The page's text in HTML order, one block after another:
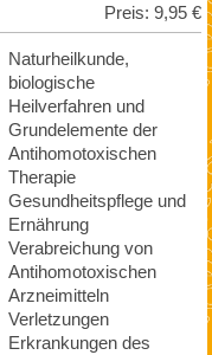
Preis: 9,95 €
Naturheilkunde,
biologische
Heilverfahren und
Grundelemente der
Antihomotoxischen
Therapie
Gesundheitspflege und
Ernährung
Verabreichung von
Antihomotoxischen
Arzneimitteln
Verletzungen
Erkrankungen des